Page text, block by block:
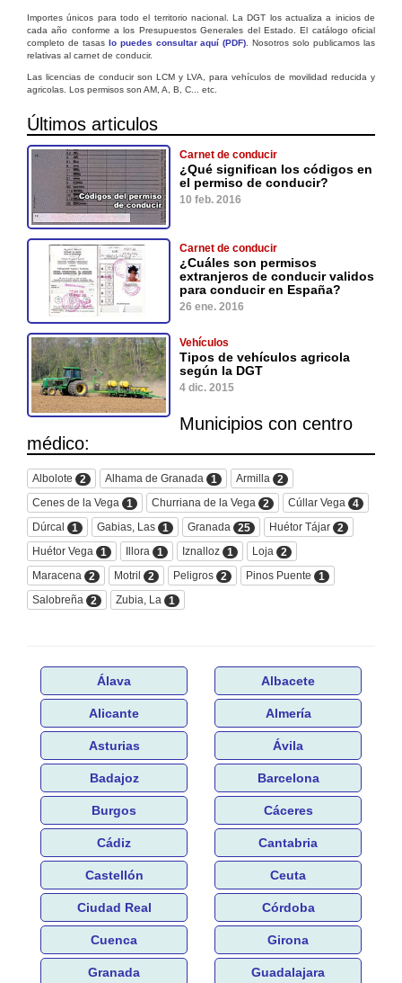
Importes únicos para todo el territorio nacional. La DGT los actualiza a inicios de
cada año conforme a los Presupuestos Generales del Estado. El catálogo oficial
completo de tasas lo puedes consultar aquí (PDF) . Nosotros solo publicamos las
relativas al carnet de conducir.
Las licencias de conducir son LCM y LVA, para vehículos de movilidad reducida y
agricolas. Los permisos son AM, A, B, C... etc.
Últimos articulos
Carnet de conducir
¿Qué significan los códigos en
el permiso de conducir?
10 feb. 2016
Carnet de conducir
¿Cuáles son permisos
extranjeros de conducir validos
para conducir en España?
26 ene. 2016
Vehículos
Tipos de vehículos agricola
según la DGT
4 dic. 2015
Municipios con centro
médico:
Albolote 2 Alhama de Granada 1 Armilla
2
Cenes de la Vega
1 Churriana de la Vega 2 Cúllar Vega
4
Dúrcal
1 Gabias, Las 1 Granada 25 Huétor Tájar 2
Huétor Vega
1 Illora 1 Iznalloz 1 Loja
2
Maracena
2 Motril 2 Peligros 2 Pinos Puente
1
Salobreña
2 Zubia, La 1
Álava Albacete
Alicante Almería
Asturias Ávila
Badajoz Barcelona
Burgos Cáceres
Cádiz Cantabria
Castellón Ceuta
Ciudad Real Córdoba
Cuenca Girona
Granada Guadalajara